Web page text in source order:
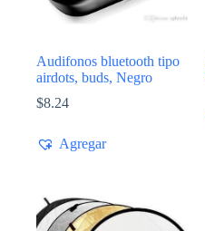
Audifonos bluetooth tipo
airdots, buds, Negro
$8.24
Agregar